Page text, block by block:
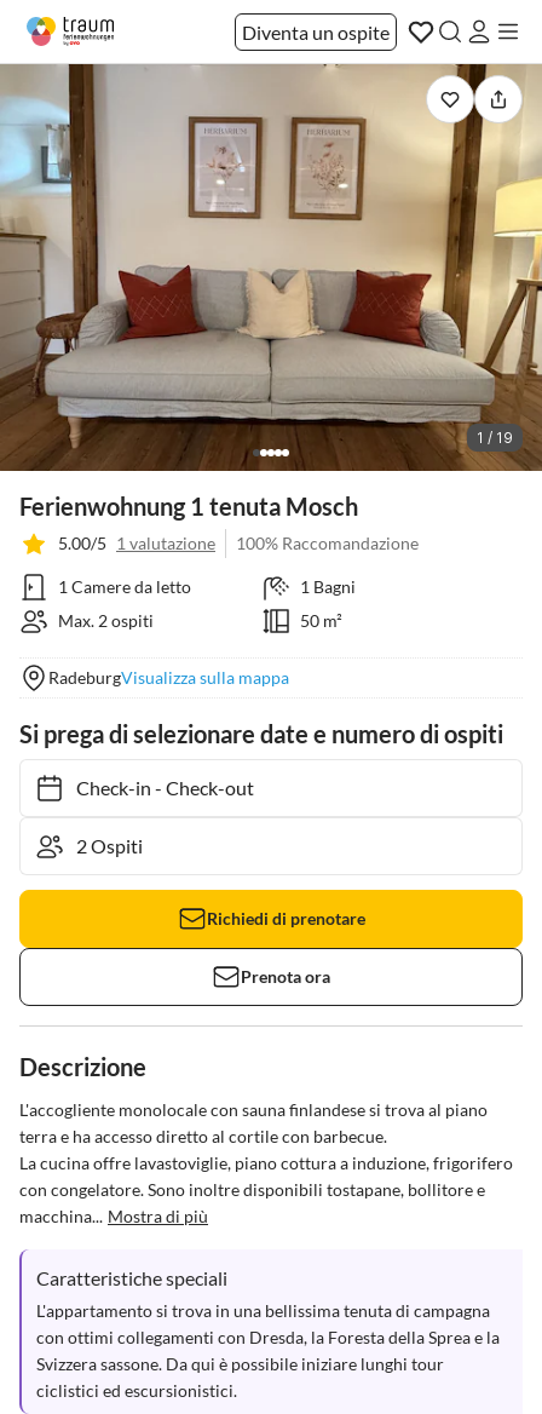
Diventa un ospite
1 / 19
Ferienwohnung 1 tenuta Mosch
5.00/5 1 valutazione 100% Raccomandazione
1 Camere da letto
1 Bagni
Max. 2 ospiti
50 m²
RadeburgVisualizza sulla mappa
Si prega di selezionare date e numero di ospiti
Check-in- Check-out
Richiedi di prenotare
Prenota ora
Descrizione
L'accogliente monolocale con sauna finlandese si trova al piano
terra e ha accesso diretto al cortile con barbecue.
La cucina offre lavastoviglie, piano cottura a induzione, frigorifero
con congelatore. Sono inoltre disponibili tostapane, bollitore e
macchina... Mostra di più
Caratteristiche speciali
L'appartamento si trova in una bellissima tenuta di campagna
con ottimi collegamenti con Dresda, la Foresta della Sprea e la
Svizzera sassone. Da qui è possibile iniziare lunghi tour
ciclistici ed escursionistici.